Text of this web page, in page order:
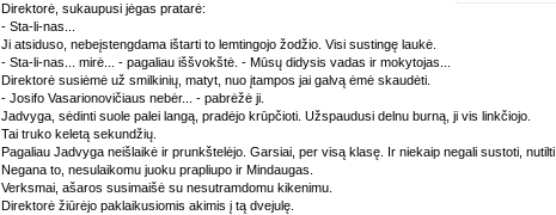
Direktorė, sukaupusi jėgas pratarė:
- Sta-li-nas...
Ji atsiduso, nebeįstengdama ištarti to lemtingojo žodžio. Visi sustingę laukė.
- Sta-li-nas... mirė... - pagaliau iššvokštė. - Mūsų didysis vadas ir mokytojas...
Direktorė susiėmė už smilkinių, matyt, nuo įtampos jai galvą ėmė skaudėti.
- Josifo Vasarionovičiaus nebėr... - pabrėžė ji.
Jadvyga, sėdinti suole palei langą, pradėjo krūpčioti. Užspaudusi delnu burną, ji vis linkčiojo.
Tai truko keletą sekundžių.
Pagaliau Jadvyga neišlaikė ir prunkštelėjo. Garsiai, per visą klasę. Ir niekaip negali sustoti, nutilti.
Negana to, nesulaikomu juoku prapliupo ir Mindaugas.
Verksmai, ašaros susimaišė su nesutramdomu kikenimu.
Direktorė žiūrėjo paklaikusiomis akimis į tą dvejulę.